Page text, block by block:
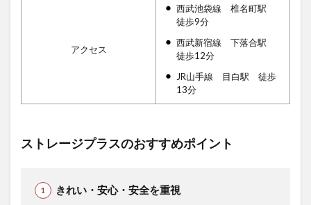
アクセス
西武池袋線 椎名町駅
徒歩9分
西武新宿線 下落合駅
徒歩12分
JR山手線 目白駅 徒歩
13分
ストレージプラスのおすすめポイント
きれい・安心・安全を重視